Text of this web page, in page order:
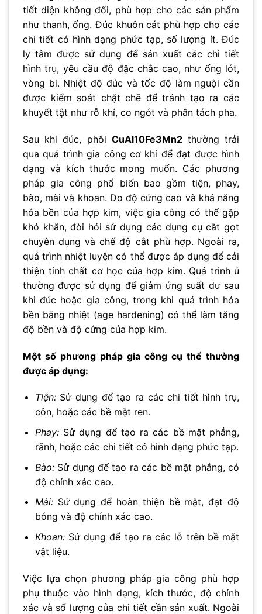
tiết diện không đổi, phù hợp cho các sản phẩm
như thanh, ống. Đúc khuôn cát phù hợp cho các
chi tiết có hình dạng phức tạp, số lượng ít. Đúc
ly tâm được sử dụng để sản xuất các chi tiết
hình trụ, yêu cầu độ đặc chắc cao, như ống lót,
vòng bi. Nhiệt độ đúc và tốc độ làm nguội cần
được kiểm soát chặt chẽ để tránh tạo ra các
khuyết tật như rỗ khí, co ngót và phân tách pha.
Sau khi đúc, phôi CuAl10Fe3Mn2thường trải
qua quá trình gia công cơ khí để đạt được hình
dạng và kích thước mong muốn. Các phương
pháp gia công phổ biến bao gồm tiện, phay,
bào, mài và khoan. Do độ cứng cao và khả năng
hóa bền của hợp kim, việc gia công có thể gặp
khó khăn, đòi hỏi sử dụng các dụng cụ cắt gọt
chuyên dụng và chế độ cắt phù hợp. Ngoài ra,
quá trình nhiệt luyện có thể được áp dụng để cải
thiện tính chất cơ học của hợp kim. Quá trình ủ
thường được sử dụng để giảm ứng suất dư sau
khi đúc hoặc gia công, trong khi quá trình hóa
bền bằng nhiệt (age hardening) có thể làm tăng
độ bền và độ cứng của hợp kim.
Một số phương pháp gia công cụ thể thường
được áp dụng:
Tiện:Sử dụng để tạo ra các chi tiết hình trụ,
côn, hoặc các bề mặt ren.
Phay:Sử dụng để tạo ra các bề mặt phẳng,
rãnh, hoặc các chi tiết có hình dạng phức tạp.
Bào:Sử dụng để tạo ra các bề mặt phẳng, có
độ chính xác cao.
Mài:Sử dụng để hoàn thiện bề mặt, đạt độ
bóng và độ chính xác cao.
Khoan:Sử dụng để tạo ra các lỗ trên bề mặt
vật liệu.
Việc lựa chọn phương pháp gia công phù hợp
phụ thuộc vào hình dạng, kích thước, độ chính
xác và số lượng của chi tiết cần sản xuất. Ngoài